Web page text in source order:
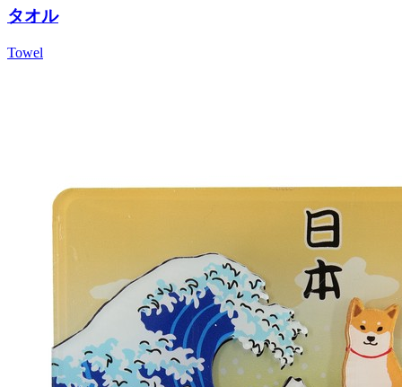
タオル
Towel